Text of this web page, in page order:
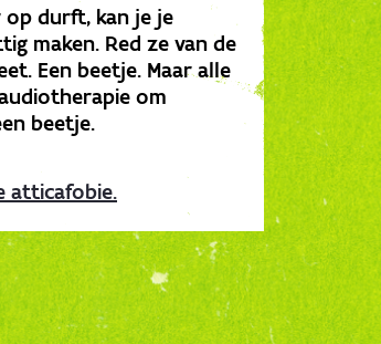
op durft, kan je je
maken. Red ze van de
Een beetje. Maar alle
om
beetje.
atticafobie.